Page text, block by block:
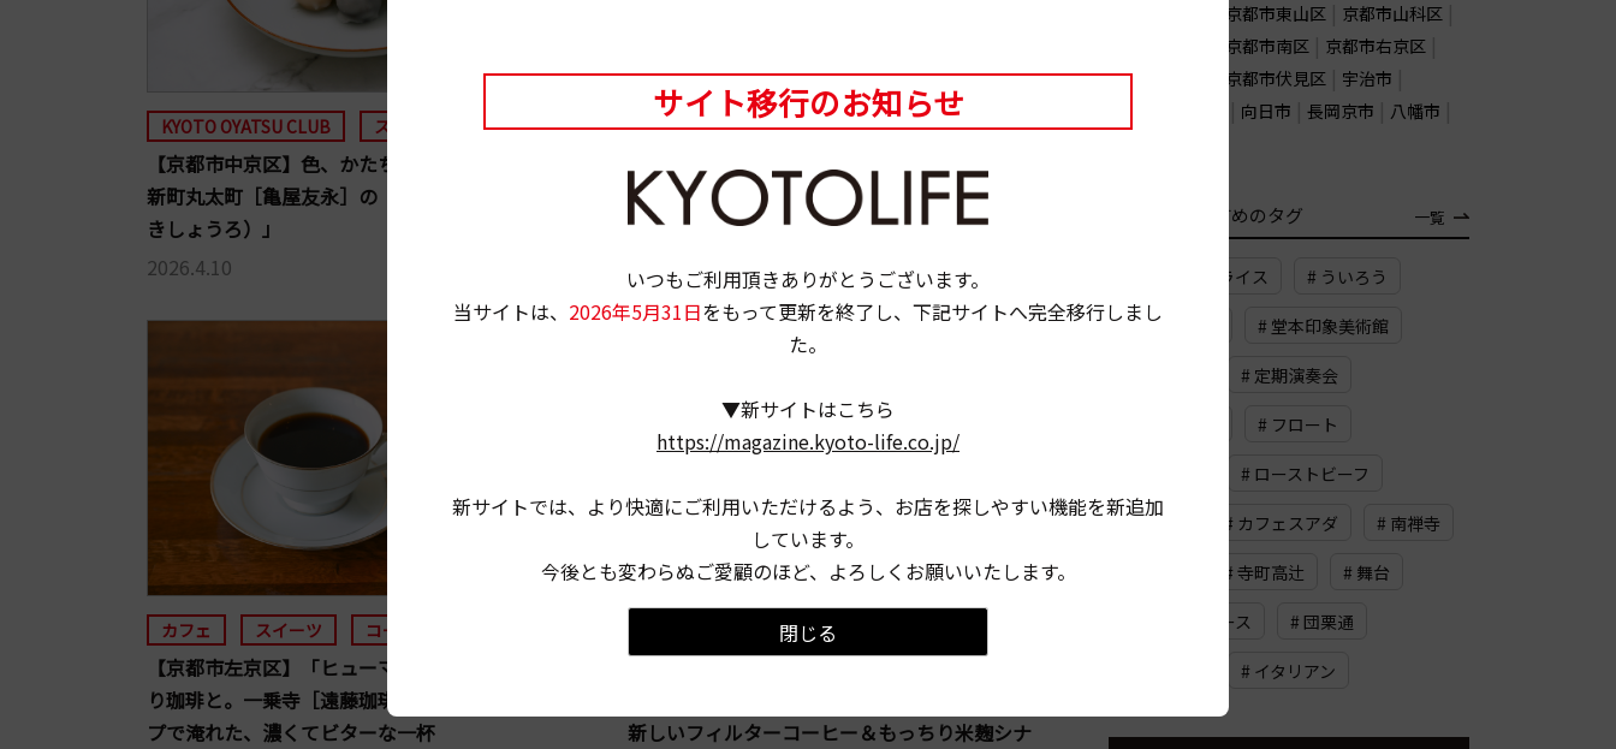
KYOTO OYATSU CLUB スイーツ
【京都市中京区】色、かたち、甘みに心和む。
新町丸太町［亀屋友永］の「三色松露（さんし
きしょうろ）」
2026.4.10
カフェ スイーツ コーヒー
〈特集〉京都 ニューコーヒー
2026.4.07
カフェ スイーツ コーヒー
【京都市左京区】「ヒューマンソング」と深煎
り珈琲と。一乗寺［遠藤珈琲店］のネルドリッ
プで淹れた、濃くてビターな一杯
スイーツ
新しいフィルターコーヒー＆もっちり米麹シナ
京都市東山区
京都市山科区
京都市南区
京都市右京区
京都市西京区
京都市伏見区
宇治市
向日市 長岡京市
八幡市
おすすめのタグ 一覧
# バスマティライス # ういろう
# 京大病院前 # 堂本印象美術館
# 定期演奏会
# フロート
# ローストビーフ
# サブレ # カフェスアダ # 南禅寺
# 寺町高辻 # 舞台
# タルタルソース # 団栗通
# イタリアン
サイト移行のお知らせ
いつもご利用頂きありがとうございます。
当サイトは、 2026年5月31日をもって更新を終了し、下記サイトへ完全移行しまし
た。
▼新サイトはこちら
https://magazine.kyoto-life.co.jp/
新サイトでは、より快適にご利用いただけるよう、お店を探しやすい機能を新追加
しています。
今後とも変わらぬご愛顧のほど、よろしくお願いいたします。
閉じる